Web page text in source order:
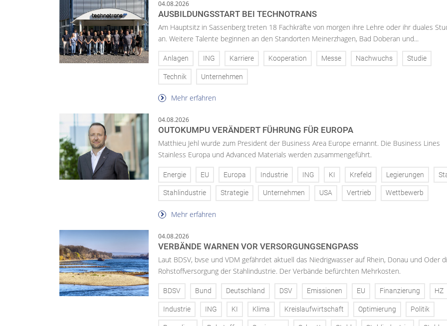
04.08.2026
AUSBILDUNGSSTART BEI TECHNOTRANS
Am Hauptsitz in Sassenberg treten 18 Fachkräfte von morgen ihre Lehre oder ihr duales
an. Weitere Talente beginnen an den Standorten Meinerzhagen, Bad Doberan und...
Anlagen ING Karriere Kooperation Messe Nachwuchs Studie
Technik Unternehmen
Mehr erfahren
04.08.2026
OUTOKUMPU VERÄNDERT FÜHRUNG FÜR EUROPA
Matthieu Jehl wurde zum President der Business Area Europe ernannt. Die Business Lines
Stainless Europa und Advanced Materials werden zusammengeführt.
Energie EU Europa Industrie ING KI Krefeld Legierungen
Stahlindustrie Strategie Unternehmen USA Vertrieb Wettbewerb
Mehr erfahren
04.08.2026
VERBÄNDE WARNEN VOR VERSORGUNGSENGPASS
Laut BDSV, bvse und VDM gefährdet aktuell das Niedrigwasser auf Rhein, Donau und Oder
Rohstoffversorgung der Stahlindustrie. Der Verbände befürchten Mehrkosten.
BDSV Bund Deutschland DSV Emissionen EU Finanzierung HZ
Industrie ING KI Klima Kreislaufwirtschaft Optimierung Politik